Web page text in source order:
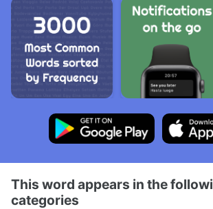
This word appears in the
categories